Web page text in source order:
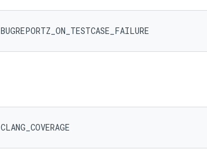
BUGREPORTZ_ON_TESTCASE_FAILURE
CLANG_COVERAGE